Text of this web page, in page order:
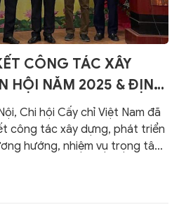
CÔNG TÁC XÂY
HỘI NĂM 2025 & ĐỊNH
TÂM NĂM 2026
MỘT SỐ BỆNH LÝ
Chi hội Cấy chỉ Việt Nam đã
công tác xây dựng, phát triển
hướng, nhiệm vụ trọng tâm
học về tích hợp kỹ thuật cấy